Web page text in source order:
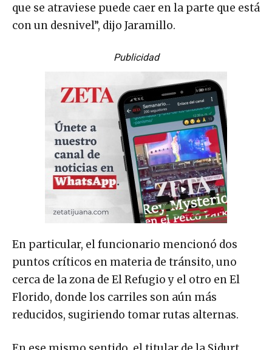
que se atraviese puede caer en la parte que está
con un desnivel”, dijo Jaramillo.
Publicidad
En particular, el funcionario mencionó dos
puntos críticos en materia de tránsito, uno
cerca de la zona de El Refugio y el otro en El
Florido, donde los carriles son aún más
reducidos, sugiriendo tomar rutas alternas.